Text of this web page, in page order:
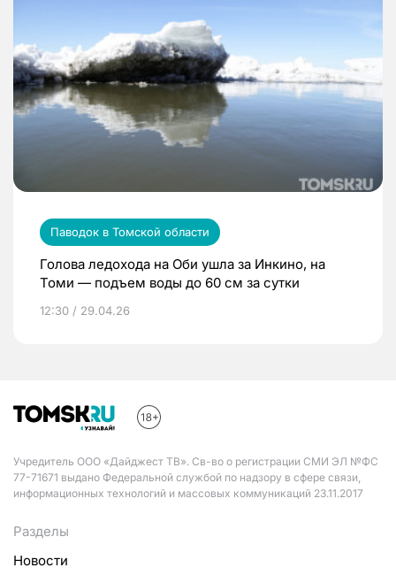
Паводок в Томской области
Голова ледохода на Оби ушла за Инкино, на
Томи — подъем воды до 60 см за сутки
12:30 / 29.04.26
Учредитель ООО «Дайджест ТВ». Св-во о регистрации СМИ ЭЛ №ФС
77-71671 выдано Федеральной службой по надзору в сфере связи,
информационных технологий и массовых коммуникаций 23.11.2017
Разделы
Новости